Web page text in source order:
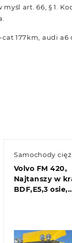
art. 66, § 1.
177km, audi a6
Samochody
Volvo FM 420,
Najtanszy w
BDF,E5,3